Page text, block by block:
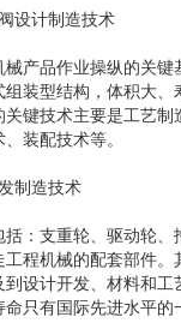
设计制造技术
产品作业操纵的关键
装型结构，体积大、
键技术主要是工艺制
装配技术等。
制造技术
：支重轮、驱动轮、
程机械的配套部件。
设计开发、材料和工
只有国际先进水平的